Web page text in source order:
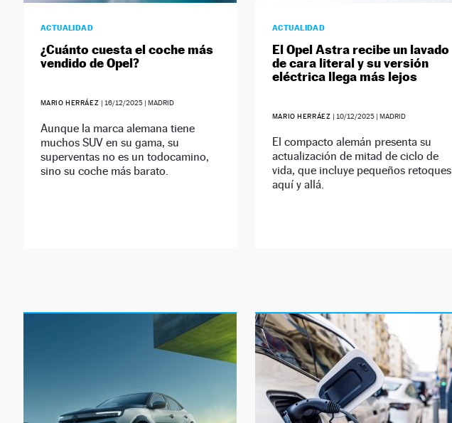
ACTUALIDAD
¿Cuánto cuesta el coche más
vendido de Opel?
MARIO HERRÁEZ | 16/12/2025| MADRID
Aunque la marca alemana tiene
muchos SUV en su gama, su
superventas no es un todocamino,
sino su coche más barato.
ACTUALIDAD
El Opel Astra recibe un lavado
de cara literal y su versión
eléctrica llega más lejos
MARIO HERRÁEZ | 10/12/2025| MADRID
El compacto alemán presenta su
actualización de mitad de ciclo de
vida, que incluye pequeños retoques
aquí y allá.